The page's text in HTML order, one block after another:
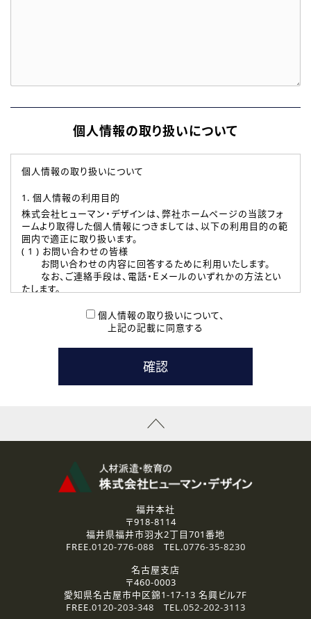
個人情報の取り扱いについて
個人情報の取り扱いについて
1. 個人情報の利用目的
株式会社ヒューマン・デザインは、弊社ホームページの当該フォ
ームより取得した個人情報につきましては、以下の利用目的の範
囲内で適正に取り扱います。
( 1 ) お問い合わせの皆様
お問い合わせの内容に回答するために利用いたします。
なお、ご連絡手段は、電話・Ｅメールのいずれかの方法とい
たします。
本登録に関するご連絡および本登録時の参考情報として利
たします。
( 3 ) スタッフ派遣を検討されている企業の皆様
お問い合わせの内容に回答するために利用いたします。
なお、ご連絡手段は、電話・Ｅメールのいずれかの方法とい
資料送付、受講相談に関するご連絡のために利用いたしま
その他、お問い合わせの内容に回答するために利用いたし
なお、ご連絡手段は、電話・Ｅメールのいずれかの方法とい
2.個人情報の第三者提供
ご提供いただいた個人情報は、法令等の規定に従う場合を除き、
3.個人情報の取り扱いの委託
弊社の定める個人情報保護の評価基準を満たした委託先に、個
人情報を委託する場合があります。
個人情報の取り扱いについて、
上記の記載に同意する
福井本社
〒918-8114
福井県福井市羽水2丁目701番地
FREE.0120-776-088 TEL.0776-35-8230
名古屋支店
〒460-0003
愛知県名古屋市中区錦1-17-13 名興ビル7F
FREE.0120-203-348 TEL.052-202-3113